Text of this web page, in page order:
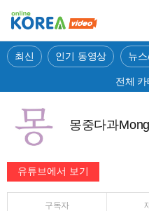
최신 인기 동영상 뉴
전체
몽중다과
구독자